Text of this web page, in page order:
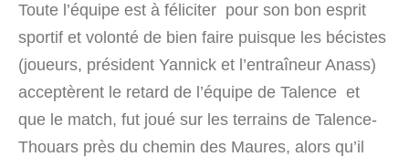
Toute l’équipe est à féliciter pour son bon esprit
sportif et volonté de bien faire puisque les bécistes
(joueurs, président Yannick et l’entraîneur Anass)
acceptèrent le retard de l’équipe de Talence et
que le match, fut joué sur les terrains de Talence-
Thouars près du chemin des Maures, alors qu’il